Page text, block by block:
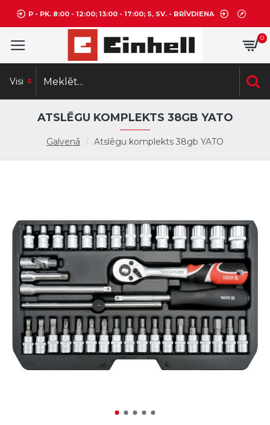
P - PK. 8:00 - 12:00; 13:00 - 17:00; S, SV. - BRĪVDIENA
0
Visi
Galvenā Atslēgu komplekts 38gb YATO
ATSLĒGU KOMPLEKTS 38GB YATO